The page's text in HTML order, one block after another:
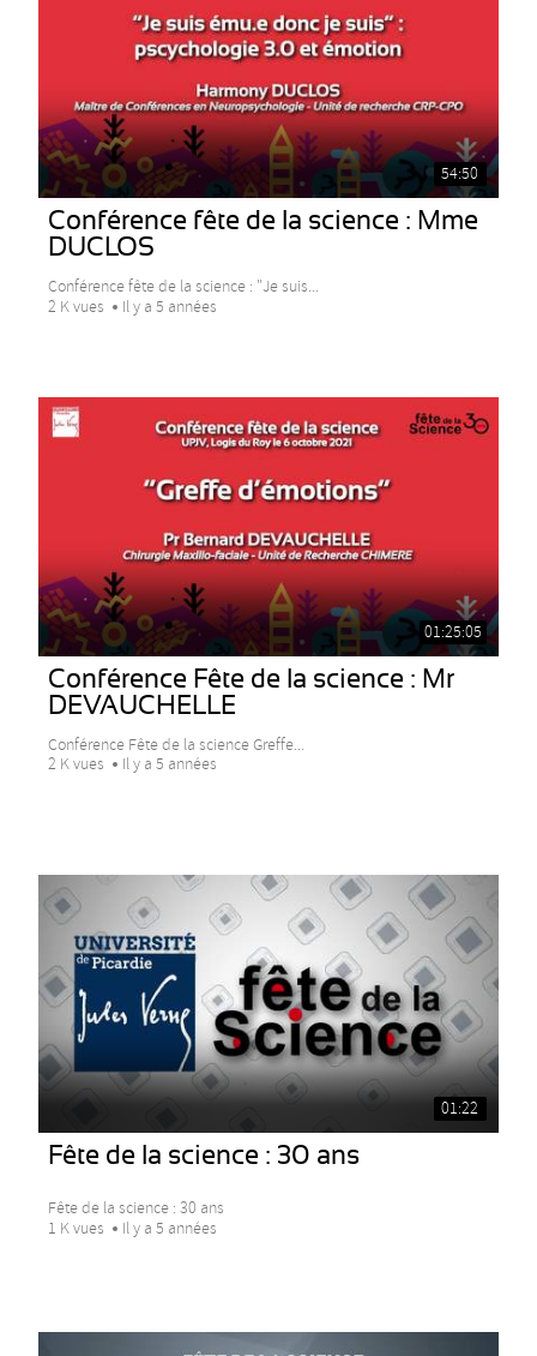
54:50
Conférence fête de la science : Mme
DUCLOS
Conférence fête de la science : "Je suis...
2 K vues
Il y a 5 années
01:25:05
Conférence Fête de la science : Mr
DEVAUCHELLE
Conférence Fête de la science Greffe...
2 K vues
Il y a 5 années
01:22
Fête de la science : 30 ans
Fête de la science : 30 ans
1 K vues
Il y a 5 années